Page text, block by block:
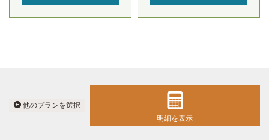
他のプランを選択
明細を表示